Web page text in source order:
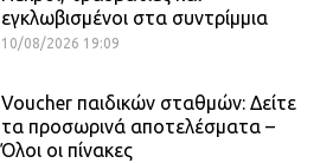
εγκλωβισμένοι στα συντρίμμια
10/08/2026 19:09
Voucher παιδικών σταθμών: Δείτε
τα προσωρινά αποτελέσματα –
Όλοι οι πίνακες